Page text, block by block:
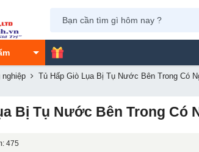
Tủ Hấp Giò Lụa Bị Tụ Nước Bên Trong Có
Bị Tụ Nước Bên Trong Có
475